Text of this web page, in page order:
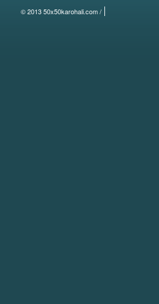
© 2013 50x50karohali.com /